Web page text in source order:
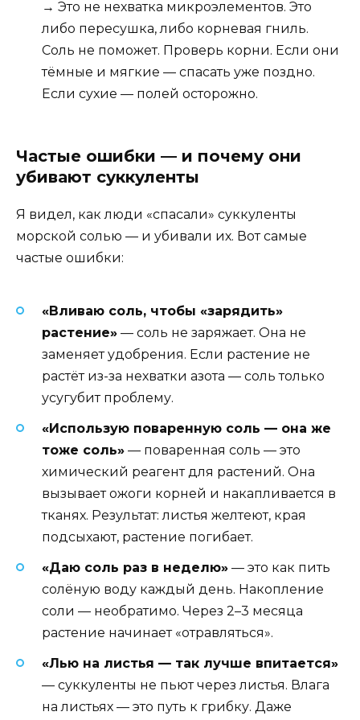
→ Это не нехватка микроэлементов. Это
либо пересушка, либо корневая гниль.
Соль не поможет. Проверь корни. Если они
тёмные и мягкие — спасать уже поздно.
Если сухие — полей осторожно.
Частые ошибки — и почему они
убивают суккуленты
Я видел, как люди «спасали» суккуленты
морской солью — и убивали их. Вот самые
частые ошибки:
«Вливаю соль, чтобы «зарядить»
растение» — соль не заряжает. Она не
заменяет удобрения. Если растение не
растёт из-за нехватки азота — соль только
усугубит проблему.
«Использую поваренную соль — она же
тоже соль» — поваренная соль — это
химический реагент для растений. Она
вызывает ожоги корней и накапливается в
тканях. Результат: листья желтеют, края
подсыхают, растение погибает.
«Даю соль раз в неделю» — это как пить
солёную воду каждый день. Накопление
соли — необратимо. Через 2–3 месяца
растение начинает «отравляться».
«Лью на листья — так лучше впитается»
— суккуленты не пьют через листья. Влага
на листьях — это путь к грибку. Даже